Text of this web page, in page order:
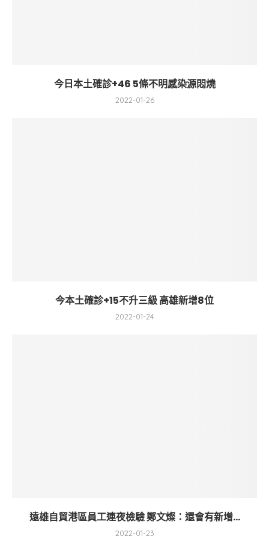
今日本土確診+46 5條不明感染源悶燒
2022-01-26
今本土確診+15不升三級 高雄新增8位
2022-01-24
遠雄自貿港區員工連夜檢驗 鄭文燦：還會有新增...
2022-01-23